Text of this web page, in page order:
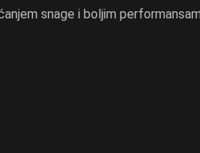
snage i boljim